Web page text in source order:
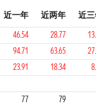
近一年 近两年
近
46.54 28.77
94.71 63.65
23.91 18.34
4 3
77
79